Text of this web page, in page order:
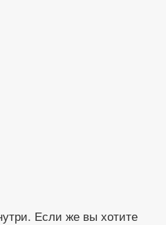
Если же вы хотите